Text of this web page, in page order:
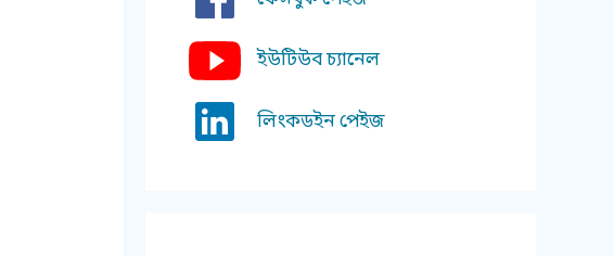
ইউটিউব চ্যানেল
লিংকডইন পেইজ